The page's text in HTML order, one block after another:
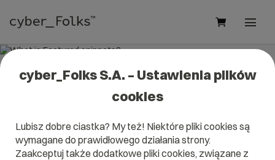
What is Featured snippets?
It will help you better understand what exactly it is
Featured snippetsand what is the meaning to you in
everyday use.
cyber_Folks S.A. – Ustawienia plików
cookies
Lubisz dobre ciastka? My też! Niektóre pliki cookies są
wymagane do prawidłowego działania strony.
Zaakceptuj także dodatkowe pliki cookies, związane z